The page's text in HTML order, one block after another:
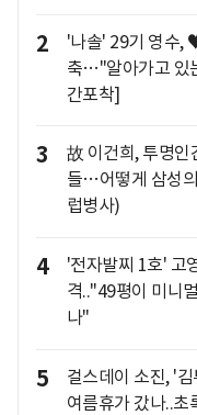
2
'나솔' 29기 영수,
축…"알아가고 있
간포착]
3
故 이건희, 투명인
들…어떻게 삼성
럽병사)
4
'전자발찌 1호' 고
격.."49평이 미니
나"
5
걸스데이 소진, '
여름휴가 갔나..초